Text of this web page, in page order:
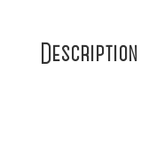
Description